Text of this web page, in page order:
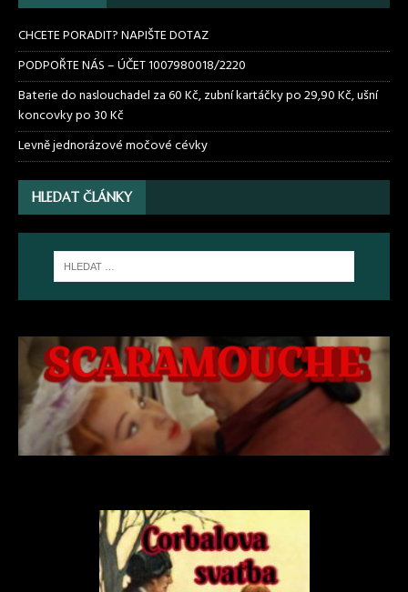
CHCETE PORADIT? NAPIŠTE DOTAZ
PODPOŘTE NÁS – ÚČET 1007980018/2220
Baterie do naslouchadel za 60 Kč, zubní kartáčky po 29,90 Kč, ušní
koncovky po 30 Kč
Levně jednorázové močové cévky
HLEDAT ČLÁNKY